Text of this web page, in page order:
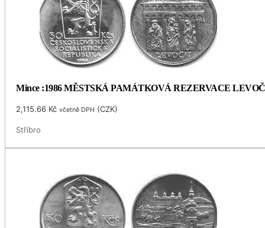
Mince :1986 MĚSTSKÁ PAMÁTKOVÁ REZERVACE
2,115.66 Kč včetně DPH (CZK)
Stříbro